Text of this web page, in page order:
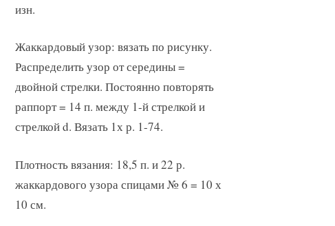
изн.
Жаккардовый узор: вязать по рисунку.
Распределить узор от середины =
двойной стрелки. Постоянно повторять
раппорт = 14 п. между 1-й стрелкой и
стрелкой d. Вязать 1х р. 1-74.
Плотность вязания: 18,5 п. и 22 р.
жаккардового узора спицами № 6 = 10 х
10 см.